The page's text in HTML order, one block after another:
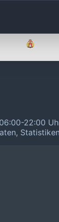
22:00